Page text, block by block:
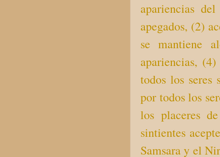
apariencias
apegados, (2)
se mantiene
apariencias,
todos los seres
por todos los
los placeres
sintientes
Samsara y el